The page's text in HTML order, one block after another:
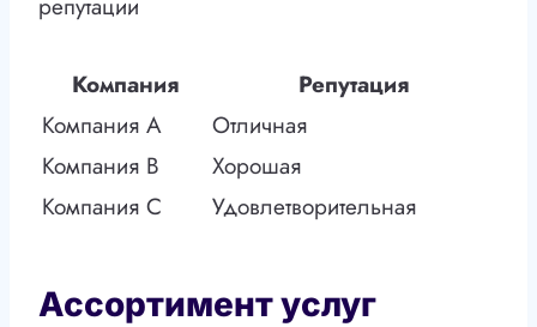
репутации
Компания
Репутация
Компания A
Отличная
Компания B
Хорошая
Компания C
Удовлетворительная
Ассортимент услуг